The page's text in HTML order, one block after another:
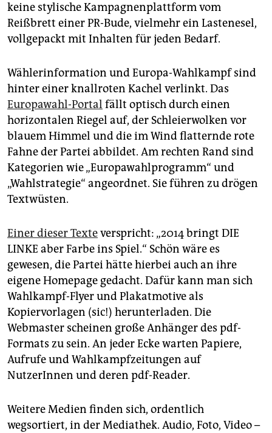
keine stylische Kampagnenplattform vom
Reißbrett einer PR-Bude, vielmehr ein Lastenesel,
vollgepackt mit Inhalten für jeden Bedarf.
Wählerinformation und Europa-Wahlkampf sind
hinter einer knallroten Kachel verlinkt. Das
Europawahl-Portal fällt optisch durch einen
horizontalen Riegel auf, der Schleierwolken vor
blauem Himmel und die im Wind flatternde rote
Fahne der Partei abbildet. Am rechten Rand sind
Kategorien wie „Europawahlprogramm“ und
„Wahlstrategie“ angeordnet. Sie führen zu drögen
Textwüsten.
Einer dieser Texteverspricht: „2014 bringt DIE
LINKE aber Farbe ins Spiel.“ Schön wäre es
gewesen, die Partei hätte hierbei auch an ihre
eigene Homepage gedacht. Dafür kann man sich
Wahlkampf-Flyer und Plakatmotive als
Kopiervorlagen (sic!) herunterladen. Die
Webmaster scheinen große Anhänger des pdf-
Formats zu sein. An jeder Ecke warten Papiere,
Aufrufe und Wahlkampfzeitungen auf
NutzerInnen und deren pdf-Reader.
Weitere Medien finden sich, ordentlich
wegsortiert, in der Mediathek. Audio, Foto, Video –